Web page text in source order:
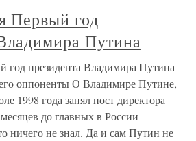
Первый год
Путина
год президента Владимира Путина
оппоненты О Владимире Путине,
1998 года занял пост директора
до главных в России
ничего не знал. Да и сам Путин не